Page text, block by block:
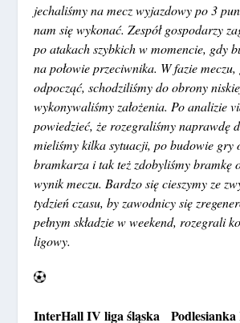
jechaliśmy na mecz wyjazdowy po 3
nam się wykonać. Zespół gospodarzy
po atakach szybkich w momencie, gdy
na połowie przeciwnika. W fazie
odpocząć, schodziliśmy do obrony
wykonywaliśmy założenia. Po analizie
powiedzieć, że rozegraliśmy naprawdę
mieliśmy kilka sytuacji, po budowie gry
bramkarza i tak też zdobyliśmy bramkę
wynik meczu. Bardzo się cieszymy ze
tydzień czasu, by zawodnicy się
pełnym składzie w weekend, rozegrali
ligowy.
InterHall IV liga śląska Podlesianka